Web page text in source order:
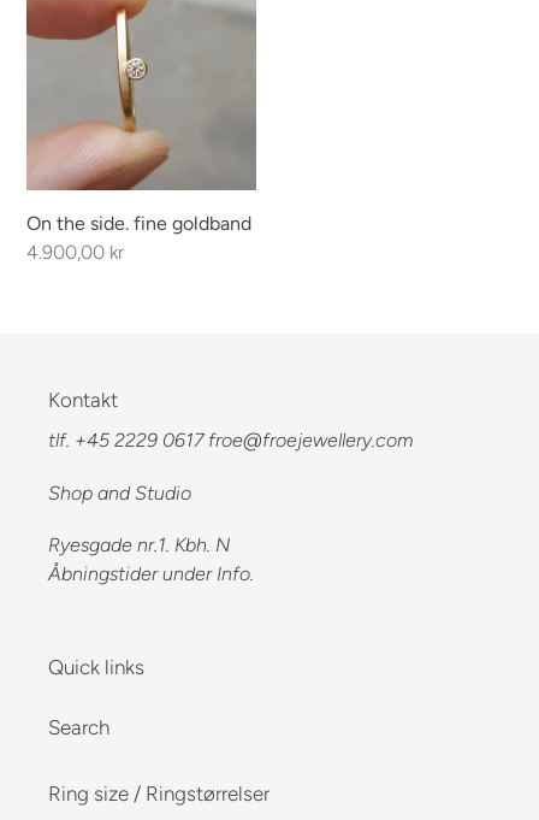
On the side. fine goldband
Regular
4.900,00 kr
Kontakt
tlf. +45 2229 0617 froe@froejewellery.com
Shop and Studio
Ryesgade nr.1. Kbh. N
Åbningstider under Info.
Quick links
Search
Ring size / Ringstørrelser